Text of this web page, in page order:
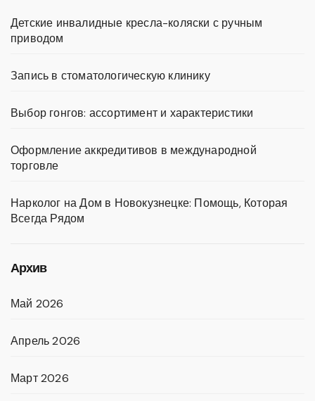
Детские инвалидные кресла-коляски с ручным
приводом
Запись в стоматологическую клинику
Выбор гонгов: ассортимент и характеристики
Оформление аккредитивов в международной
торговле
Нарколог на Дом в Новокузнецке: Помощь, Которая
Всегда Рядом
Архив
Май 2026
Апрель 2026
Март 2026